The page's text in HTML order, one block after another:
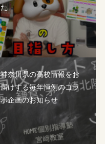
た
神奈川県の高校情報をお
届けする毎年恒例のコラ
ボ企画のお知らせ